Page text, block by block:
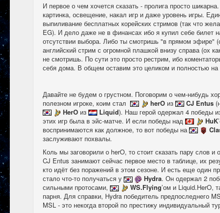
И первое о чем хочется сказать - пролига просто
картинка, освещение, накал игр и даже уровень игры.
выпиливание бесплатных корейских стримов (так что
EG). И дело даже не в финансах ибо я купил себе билет
отсутствии выбора. Либо ты смотришь "в прямом эфире"
английский стрим с огромной плашкой внизу справа (ох
не смотришь. По сути это просто рестрим, ибо
себя дома. В общем оставим это целиком и полностью на
Давайте не будем о грустном. Поговорим о чем-нибудь
полезном игроке, коим стал
herO из CJ Entus
HerO из Liquid). Наш герой одержал 4 победы
этих игр была в эйс-матче. И если победы над
HuK
воспринимаются как должное, то вот победы на
заслуживают похвалы.
Коль мы заговорили о herO, то стоит сказать пару слов
CJ Entus занимают сейчас первое место в таблице, их
кто идёт без поражений в этом сезоне. И есть еще один
стало что-то получаться у
Hydra. Он одержал 2
сильными протосами,
WS.Flying’ом и Liquid.HerO,
парня. Для справки, Hydra победитель предпоследнего
MSL - это некогда второй по престижу индивидуальный